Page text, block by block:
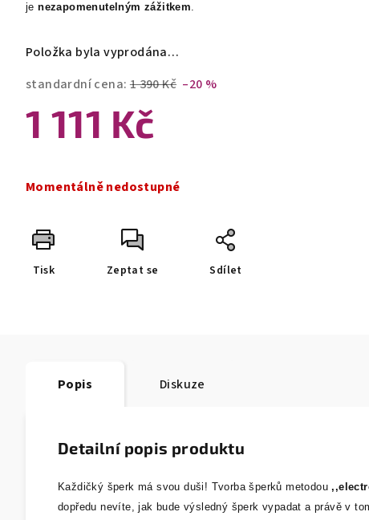
jenezapomenutelným zážitkem.
Položka byla vyprodána…
standardní cena: 1 390 Kč –20 %
1 111 Kč
cena:
Momentálně nedostupné
Tisk Zeptat se Sdílet
Popis Diskuze
Detailní popis produktu
Každičký šperk má svou duši! Tvorba šperků metodou
dopředu nevíte, jak bude výsledný šperk vypadat a právě v